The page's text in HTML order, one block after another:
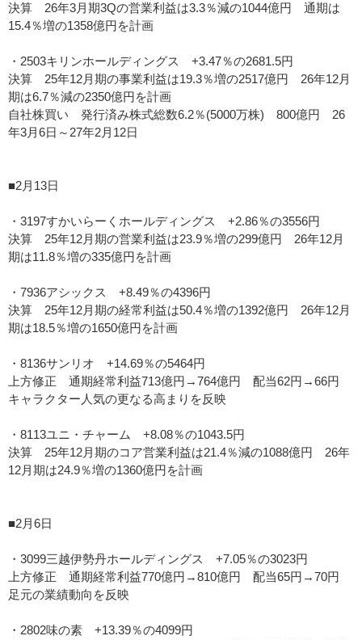
決算 26年3月期3Qの営業利益は3.3％減の1044億円 通期は
15.4％増の1358億円を計画
・2503キリンホールディングス +3.47％の2681.5円
決算 25年12月期の事業利益は19.3％増の2517億円 26年12月
期は6.7％減の2350億円を計画
自社株買い 発行済み株式総数6.2％(5000万株) 800億円 26
年3月6日～27年2月12日
■2月13日
・3197すかいらーくホールディングス +2.86％の3556円
決算 25年12月期の営業利益は23.9％増の299億円 26年12月
期は11.8％増の335億円を計画
・7936アシックス +8.49％の4396円
決算 25年12月期の経常利益は50.4％増の1392億円 26年12月
期は18.5％増の1650億円を計画
・8136サンリオ +14.69％の5464円
上方修正 通期経常利益713億円→764億円 配当62円→66円
キャラクター人気の更なる高まりを反映
・8113ユニ・チャーム +8.08％の1043.5円
決算 25年12月期のコア営業利益は21.4％減の1088億円 26年
12月期は24.9％増の1360億円を計画
■2月6日
・3099三越伊勢丹ホールディングス +7.05％の3023円
上方修正 通期経常利益770億円→810億円 配当65円→70円
足元の業績動向を反映
・2802味の素 +13.39％の4099円